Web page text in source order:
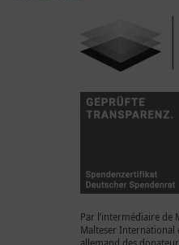
Par l’intermédiaire de
Malteser International
allemand des